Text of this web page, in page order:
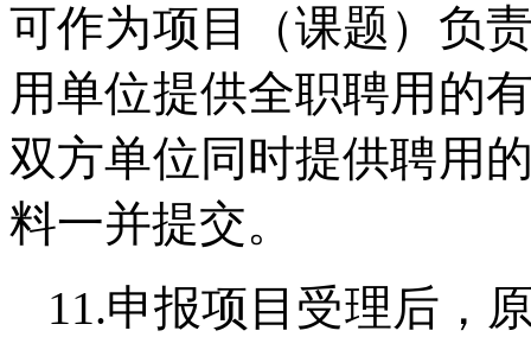
可作为项目（课题）负
用单位提供全职聘用的
双方单位同时提供聘用
料一并提交。
11.申报项目受理后，